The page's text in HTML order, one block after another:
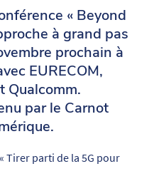
« Beyond
à grand pas
prochain à
EURECOM,
Qualcomm.
par le Carnot
Tirer parti de la 5G pour